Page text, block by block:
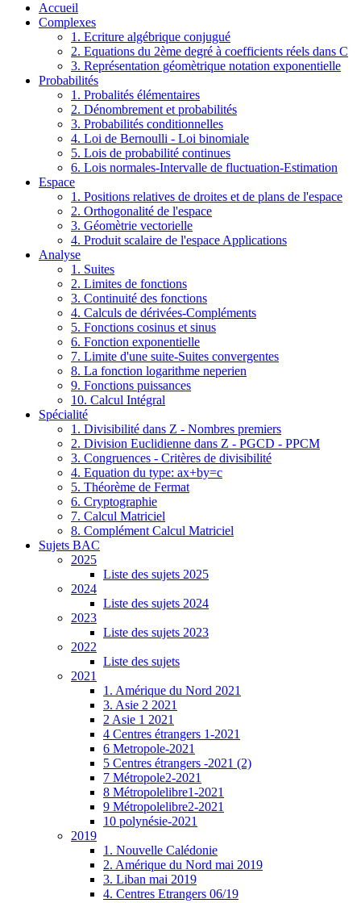
Accueil
Complexes
1. Ecriture algébrique conjugué
2. Equations du 2ème degré à coefficients réels dans C
3. Représentation géomètrique notation exponentielle
Probabilités
1. Probalités élémentaires
2. Dénombrement et probabilités
3. Probabilités conditionnelles
4. Loi de Bernoulli - Loi binomiale
5. Lois de probabilité continues
6. Lois normales-Intervalle de fluctuation-Estimation
Espace
1. Positions relatives de droites et de plans de l'espace
2. Orthogonalité de l'espace
3. Géomètrie vectorielle
4. Produit scalaire de l'espace Applications
Analyse
1. Suites
2. Limites de fonctions
3. Continuité des fonctions
4. Calculs de dérivées-Compléments
5. Fonctions cosinus et sinus
6. Fonction exponentielle
7. Limite d'une suite-Suites convergentes
8. La fonction logarithme neperien
9. Fonctions puissances
10. Calcul Intégral
Spécialité
1. Divisibilité dans Z - Nombres premiers
2. Division Euclidienne dans Z - PGCD - PPCM
3. Congruences - Critères de divisibilité
4. Equation du type: ax+by=c
5. Théorème de Fermat
6. Cryptographie
7. Calcul Matriciel
8. Complément Calcul Matriciel
Sujets BAC
2025
Liste des sujets 2025
2024
Liste des sujets 2024
2023
Liste des sujets 2023
2022
Liste des sujets
2021
1. Amérique du Nord 2021
3. Asie 2 2021
2 Asie 1 2021
4 Centres étrangers 1-2021
6 Metropole-2021
5 Centres étrangers -2021 (2)
7 Métropole2-2021
8 Métropolelibre1-2021
9 Métropolelibre2-2021
10 polynésie-2021
2019
1. Nouvelle Calédonie
2. Amérique du Nord mai 2019
3. Liban mai 2019
4. Centres Etrangers 06/19